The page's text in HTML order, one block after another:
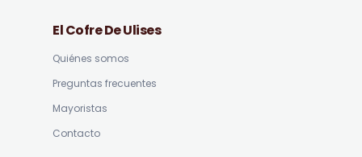
El Cofre De Ulises
Quiénes somos
Preguntas frecuentes
Mayoristas
Contacto